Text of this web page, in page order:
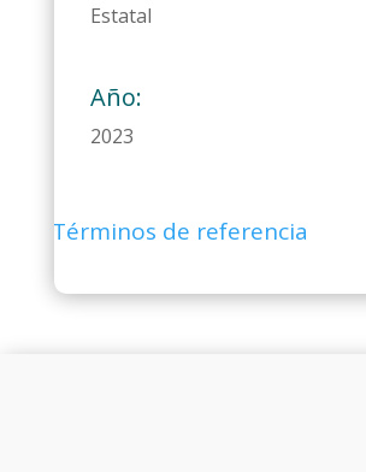
Estatal
Año:
2023
Términos de referencia